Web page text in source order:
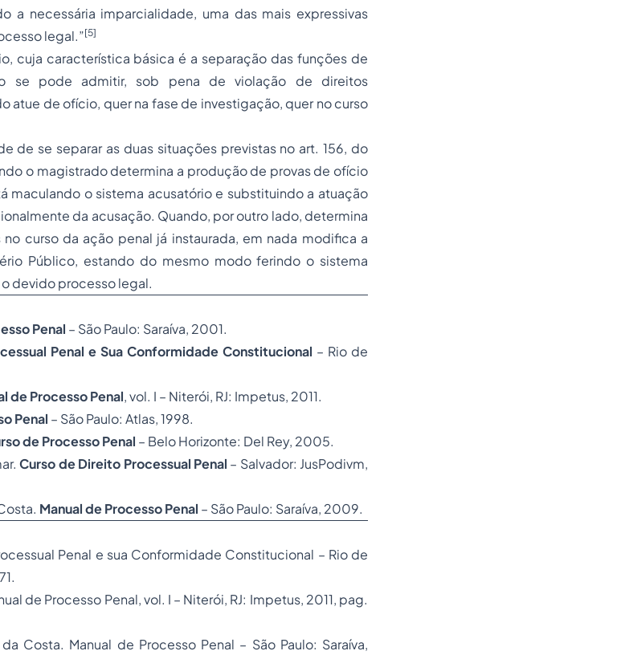
a necessária imparcialidade, uma das mais expressivas
legal.”[5]
cuja característica básica é a separação das funções de
se pode admitir, sob pena de violação de direitos
atue de ofício, quer na fase de investigação, quer no curso
de se separar as duas situações previstas no art. 156, do
o magistrado determina a produção de provas de ofício
maculando o sistema acusatório e substituindo a atuação
da acusação. Quando, por outro lado, determina
curso da ação penal já instaurada, em nada modifica a
Público, estando do mesmo modo ferindo o sistema
devido processo legal.
Penal – São Paulo: Saraíva, 2001.
Penal e Sua Conformidade Constitucional – Rio de
de Processo Penal, vol. I – Niterói, RJ: Impetus, 2011.
Penal – São Paulo: Atlas, 1998.
de Processo Penal – Belo Horizonte: Del Rey, 2005.
Curso de Direito Processual Penal – Salvador: JusPodivm,
Manual de Processo Penal – São Paulo: Saraíva, 2009.
Penal e sua Conformidade Constitucional – Rio de
de Processo Penal, vol. I – Niterói, RJ: Impetus, 2011, pag.
Costa. Manual de Processo Penal – São Paulo: Saraíva,